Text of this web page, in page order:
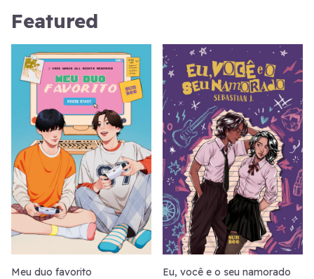
Featured
Meu duo favorito Eu, você e o seu namorado